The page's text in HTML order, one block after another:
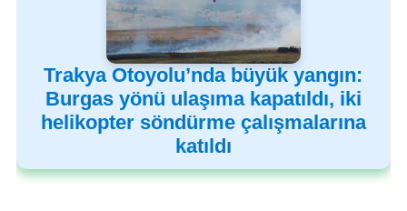
Trakya Otoyolu’nda büyük yangın:
Burgas yönü ulaşıma kapatıldı, iki
helikopter söndürme çalışmalarına
katıldı